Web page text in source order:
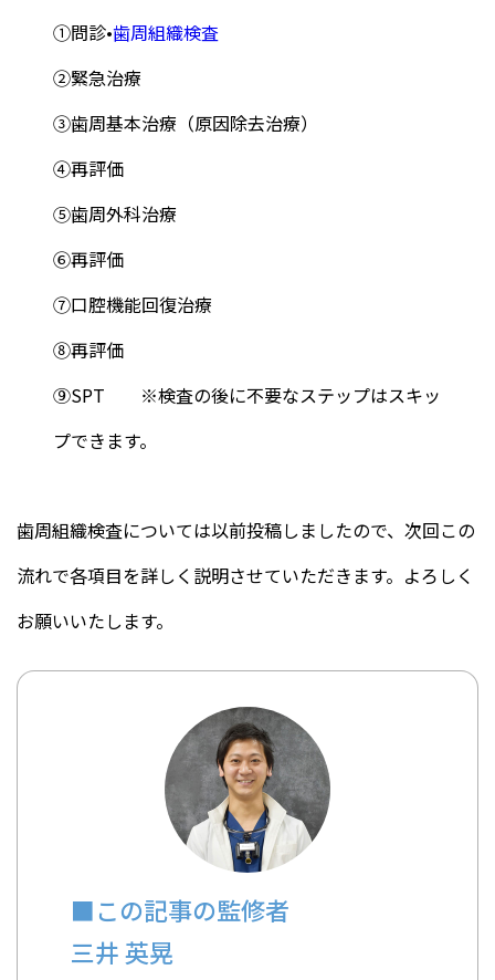
①問診•歯周組織検査
②緊急治療
③歯周基本治療（原因除去治療）
④再評価
⑤歯周外科治療
⑥再評価
⑦口腔機能回復治療
⑧再評価
⑨SPT ※検査の後に不要なステップはスキッ
プできます。
歯周組織検査については以前投稿しましたので、次回この
流れで各項目を詳しく説明させていただきます。よろしく
お願いいたします。
■この記事の監修者
三井 英晃